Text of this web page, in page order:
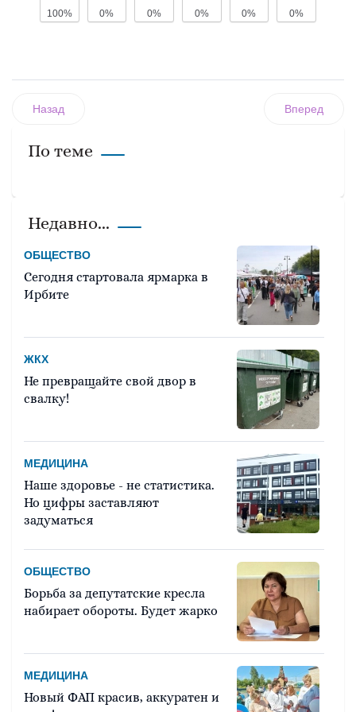
100% 0% 0% 0% 0% 0%
Назад Вперед
По теме
Недавно...
ОБЩЕСТВО
Сегодня стартовала ярмарка в
Ирбите
ЖКХ
Не превращайте свой двор в
свалку!
МЕДИЦИНА
Наше здоровье - не статистика.
Но цифры заставляют
задуматься
ОБЩЕСТВО
Борьба за депутатские кресла
набирает обороты. Будет жарко
МЕДИЦИНА
Новый ФАП красив, аккуратен и